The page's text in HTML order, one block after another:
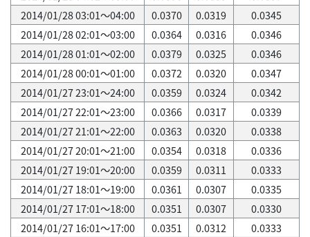
2014/01/28 03:01～04:00
0.0370 0.0319
0.0345
2014/01/28 02:01～03:00
0.0364 0.0316
0.0346
2014/01/28 01:01～02:00
0.0379 0.0325
0.0346
2014/01/28 00:01～01:00
0.0372 0.0320
0.0347
2014/01/27 23:01～24:00
0.0359 0.0324
0.0342
2014/01/27 22:01～23:00
0.0366 0.0317
0.0339
2014/01/27 21:01～22:00
0.0363 0.0320
0.0338
2014/01/27 20:01～21:00
0.0354 0.0318
0.0336
2014/01/27 19:01～20:00
0.0359 0.0311
0.0333
2014/01/27 18:01～19:00
0.0361 0.0307
0.0335
2014/01/27 17:01～18:00
0.0351 0.0307
0.0330
2014/01/27 16:01～17:00
0.0351 0.0312
0.0333